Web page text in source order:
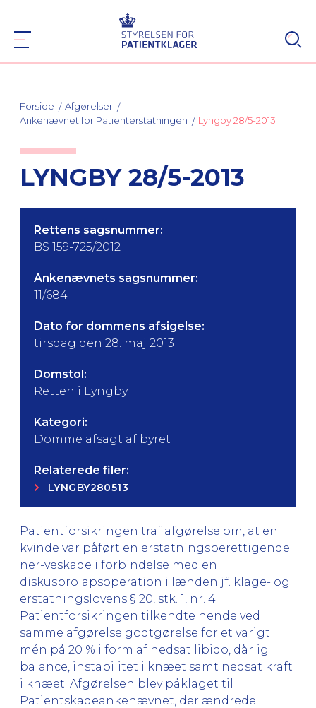
Forside
Afgørelser
Ankenævnet for Patienterstatningen
Lyngby 28/5-2013
LYNGBY 28/5-2013
Rettens sagsnummer:
BS 159-725/2012
Ankenævnets sagsnummer:
11/684
Dato for dommens afsigelse:
tirsdag den 28. maj 2013
Domstol:
Retten i Lyngby
Kategori:
Domme afsagt af byret
Relaterede filer:
LYNGBY280513
Patientforsikringen traf afgørelse om, at en
kvinde var påført en erstatningsberettigende
ner-veskade i forbindelse med en
diskusprolapsoperation i lænden jf. klage- og
erstatningslovens § 20, stk. 1, nr. 4.
Patientforsikringen tilkendte hende ved
samme afgørelse godtgørelse for et varigt
mén på 20 % i form af nedsat libido, dårlig
balance, instabilitet i knæet samt nedsat kraft
i knæet. Afgørelsen blev påklaget til
Patientskadeankenævnet, der ændrede